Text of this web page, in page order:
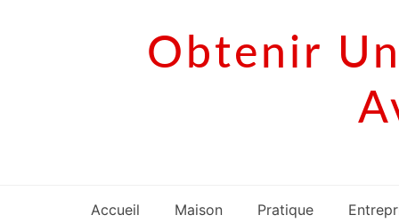
Obtenir
Accueil Maison Pratique